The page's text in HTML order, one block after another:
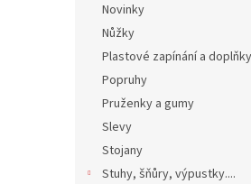
Novinky
Nůžky
Plastové zapínání a doplňky
Popruhy
Pruženky a gumy
Slevy
Stojany
Stuhy, šňůry, výpustky....